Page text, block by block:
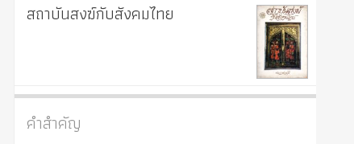
สถาบันสงฆ์กับสังคมไทย
คำสำคัญ